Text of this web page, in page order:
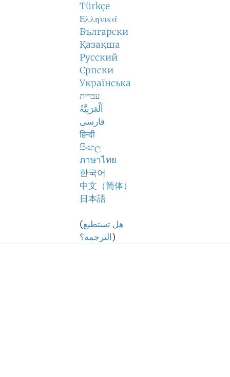
Türkçe
Ελληνικά
Български
Қазақша
Русский
Српски
Українська
עברית
اَلْعَرَبِيَّةُ
فارسی
हिन्दी
සිංහල
ภาษาไทย
한국어
中文（简体）
日本語
(هل تستطيع
الترجمة؟)